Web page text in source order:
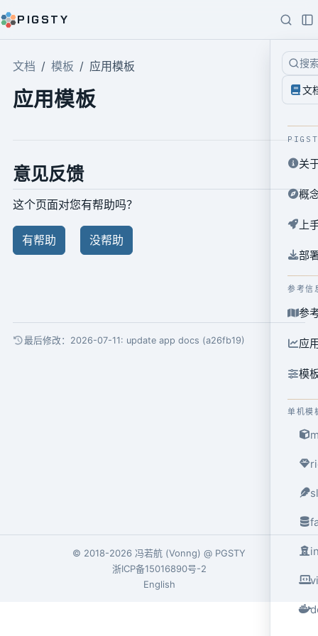
PIGSTY
搜
文
关
概
上
部
参考信
参
应
模
单机模
文档 模板 应用模板
应用模板
意见反馈
这个页面对您有帮助吗？
有帮助 没帮助
最后修改：2026-07-11: update app docs (a26fb19)
© 2018-2026 冯若航 (Vonng) @ PGSTY
浙ICP备15016890号-2
English